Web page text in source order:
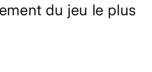
du jeu le plus